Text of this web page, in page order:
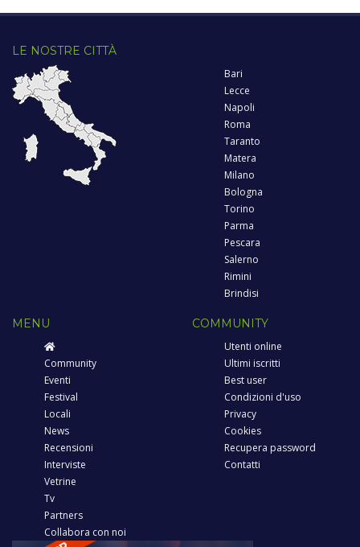
LE NOSTRE CITTÀ
Bari
Lecce
Napoli
Roma
Taranto
Matera
Milano
Bologna
Torino
Parma
Pescara
Salerno
Rimini
Brindisi
MENU
Community
Eventi
Festival
Locali
News
Recensioni
Interviste
Vetrine
Tv
Partners
Collabora con noi
COMMUNITY
Utenti online
Ultimi iscritti
Best user
Condizioni d'uso
Privacy
Cookies
Recupera password
Contatti